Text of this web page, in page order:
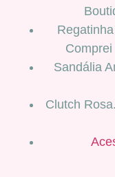
Sandália
Clutch